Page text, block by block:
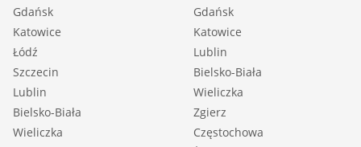
Gdańsk
Katowice
Łódź
Szczecin
Lublin
Bielsko-Biała
Wieliczka
Gdańsk
Katowice
Lublin
Bielsko-Biała
Wieliczka
Zgierz
Częstochowa